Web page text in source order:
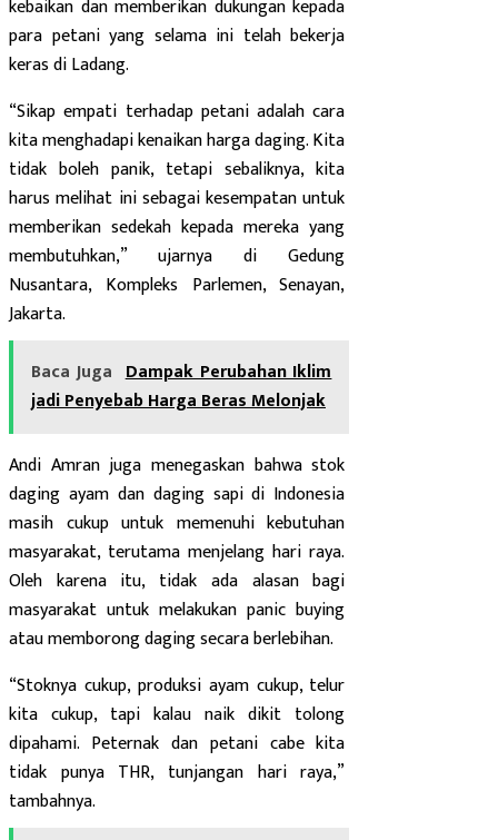
kebaikan dan memberikan dukungan kepada
para petani yang selama ini telah bekerja
keras di Ladang.
“Sikap empati terhadap petani adalah cara
kita menghadapi kenaikan harga daging. Kita
tidak boleh panik, tetapi sebaliknya, kita
harus melihat ini sebagai kesempatan untuk
memberikan sedekah kepada mereka yang
membutuhkan,” ujarnya di Gedung
Nusantara, Kompleks Parlemen, Senayan,
Jakarta.
Baca Juga Dampak Perubahan Iklim
jadi Penyebab Harga Beras Melonjak
Andi Amran juga menegaskan bahwa stok
daging ayam dan daging sapi di Indonesia
masih cukup untuk memenuhi kebutuhan
masyarakat, terutama menjelang hari raya.
Oleh karena itu, tidak ada alasan bagi
masyarakat untuk melakukan panic buying
atau memborong daging secara berlebihan.
“Stoknya cukup, produksi ayam cukup, telur
kita cukup, tapi kalau naik dikit tolong
dipahami. Peternak dan petani cabe kita
tidak punya THR, tunjangan hari raya,”
tambahnya.